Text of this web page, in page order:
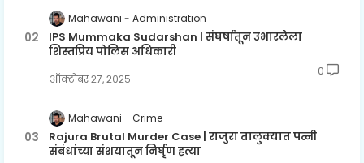
Mahawani Administration
IPS Mummaka Sudarshan | संघर्षातून उभारलेला
शिस्तप्रिय पोलिस अधिकारी
ऑक्टोबर २७, २०२५
0
Mahawani Crime
Rajura Brutal Murder Case | राजुरा तालुक्यात पत्नी
संबंधांच्या संशयातून निर्घृण हत्या